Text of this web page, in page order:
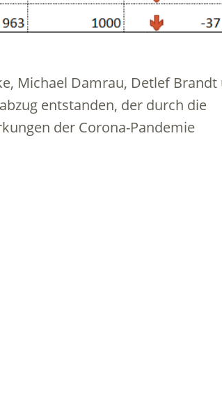
Michael Damrau, Detlef Brandt
entstanden, der durch die
der Corona-Pandemie